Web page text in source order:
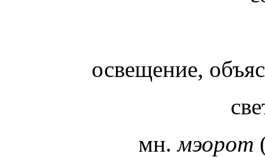
освещение,
мн.мэорот